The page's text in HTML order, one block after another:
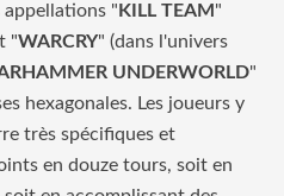
appellations " KILL TEAM "
"WARCRY" (dans l'univers
UNDERWORLD"
hexagonales. Les joueurs y
très spécifiques et
en douze tours, soit en